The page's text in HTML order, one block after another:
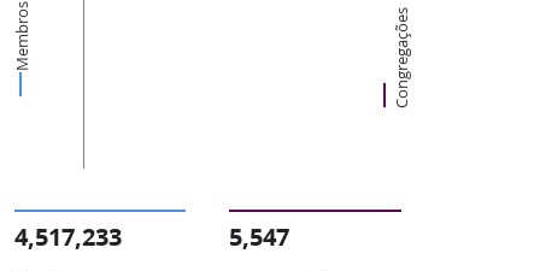
Membros Congregações
4,517,233 5,547